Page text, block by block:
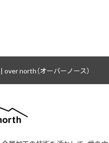
north（オーバーノース）